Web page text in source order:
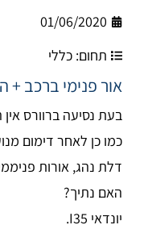
01/06/2020
תחום: כללי
אור פנימי ברכב +
בעת נסיעה ברוורס
כמו כן לאחר דימום
דלת נהג, אורות
האם נתיך?
יונדאי I35.